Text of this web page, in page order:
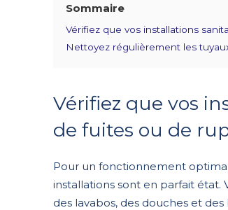
Sommaire
Vérifiez que vos installations
Nettoyez régulièrement les
Vérifiez que vos
de fuites ou de
Pour un fonctionnement
installations sont en parfait état.
des lavabos, des douches et